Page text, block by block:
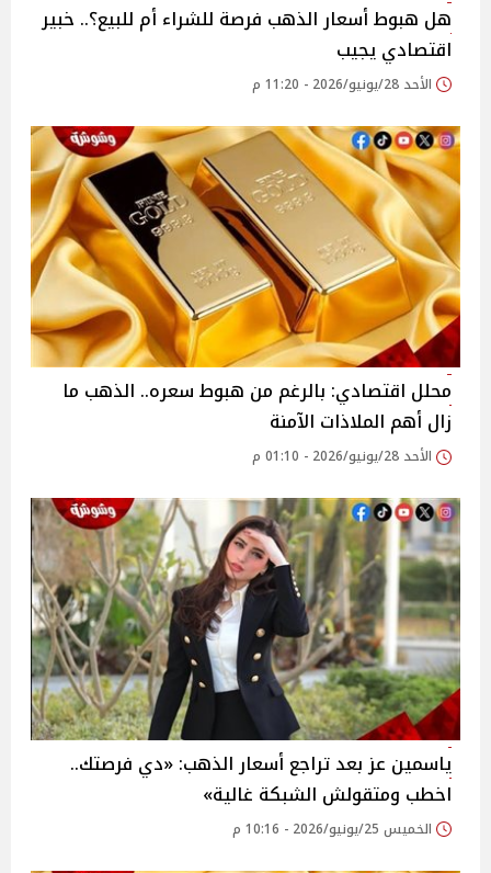
هل هبوط أسعار الذهب فرصة للشراء أم للبيع؟.. خبير
اقتصادي يجيب
الأحد 28/يونيو/2026 - 11:20 م
محلل اقتصادي: بالرغم من هبوط سعره.. الذهب ما
زال أهم الملاذات الآمنة
الأحد 28/يونيو/2026 - 01:10 م
ياسمين عز بعد تراجع أسعار الذهب: «دي فرصتك..
اخطب ومتقولش الشبكة غالية»
الخميس 25/يونيو/2026 - 10:16 م